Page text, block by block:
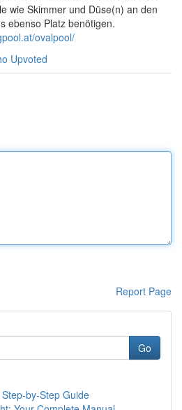
wie Skimmer und Düse(n) an den
ebenso Platz benötigen.
ovalpool/
Upvoted
Report Page
Go
by-Step Guide